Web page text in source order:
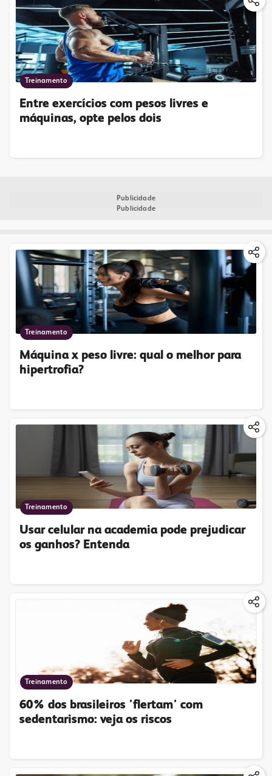
Treinamento
Entre exercícios com pesos livres e
máquinas, opte pelos dois
Publicidade
Publicidade
Treinamento
Máquina x peso livre: qual o melhor para
hipertrofia?
Treinamento
Usar celular na academia pode prejudicar
os ganhos? Entenda
Treinamento
60% dos brasileiros 'flertam' com
sedentarismo: veja os riscos